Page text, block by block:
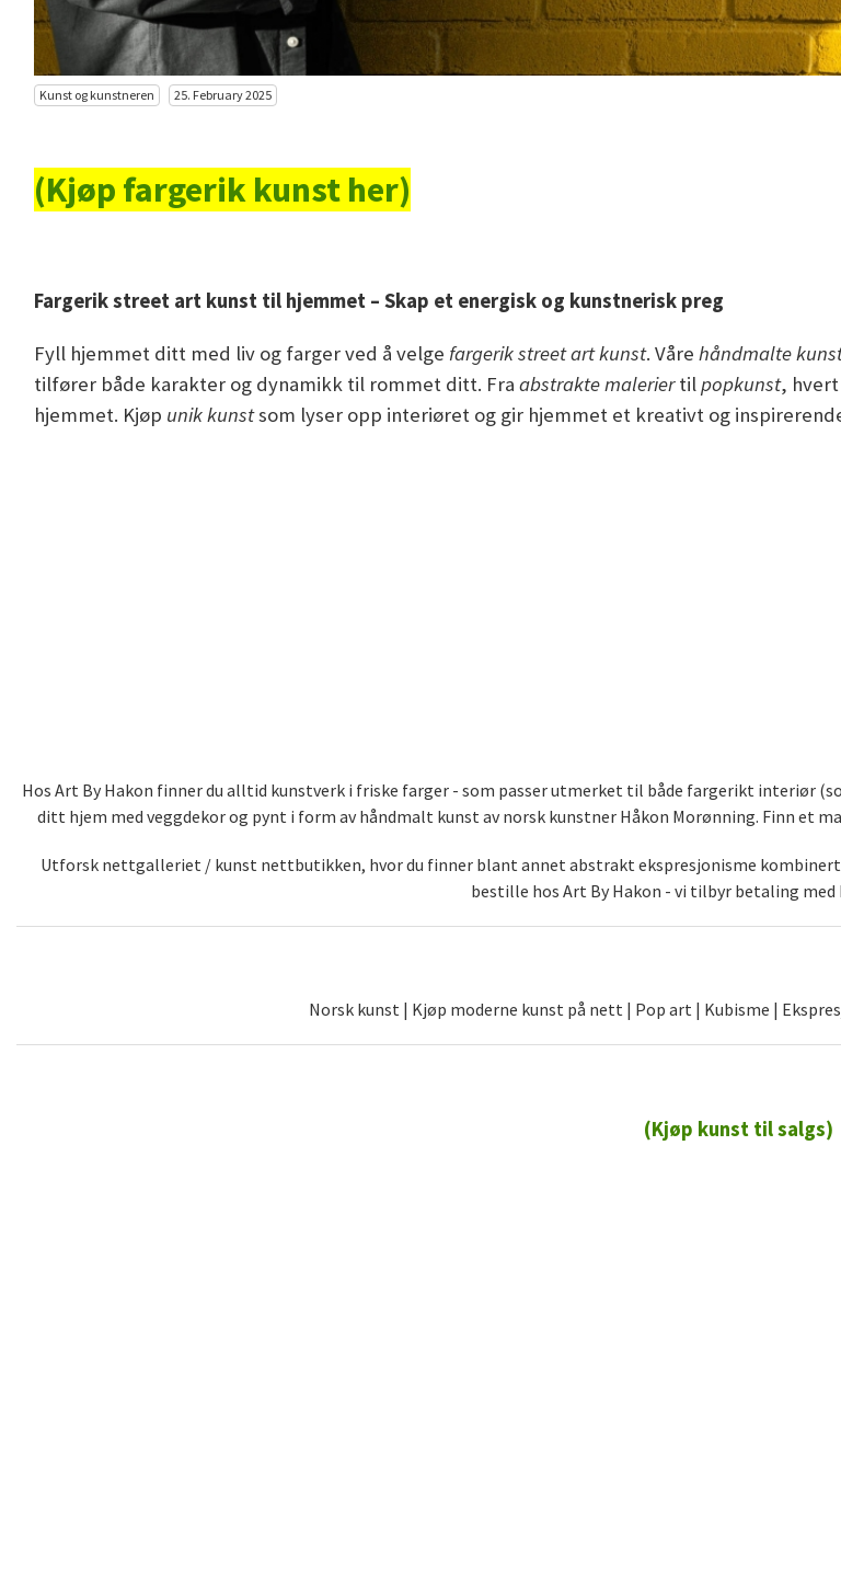
Kunst og kunstneren 25. February 2025
(Kjøp fargerik kunst her)
Fargerik street art kunst til hjemmet – Skap et energisk og kunstnerisk preg
Fyll hjemmet ditt med liv og farger ved å velge fargerik street art kunst. Våre håndmalte
tilfører både karakter og dynamikk til rommet ditt. Fra abstrakte maleriertilpopkunst,
hjemmet. Kjøp unik kunstsom lyser opp interiøret og gir hjemmet et kreativt og
Hos Art By Hakon finner du alltid kunstverk i friske farger - som passer utmerket til både fargerikt interiør
ditt hjem med veggdekor og pynt i form av håndmalt kunst av norsk kunstner Håkon Morønning. Finn
Utforsk nettgalleriet / kunst nettbutikken, hvor du finner blant annet abstrakt ekspresjonisme
bestille hos Art By Hakon - vi tilbyr betaling med
Norsk kunst | Kjøp moderne kunst på nett | Pop art | Kubisme |
(Kjøp kunst til salgs)